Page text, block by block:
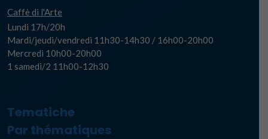
Caffè di l'Arte
Lundi 17h/20h
Mardi/jeudi/vendredi 11h30-14h30 / 16h00-20h00
Mercredi 10h00-20h00
1 samedi/2 11h00-12h30
Tematiche
Par thématiques